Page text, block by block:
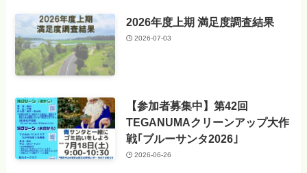
2026年度上期 満足度調査結果
2026-07-03
【参加者募集中】第42回
TEGANUMAクリーンアップ大作
戦｢ブルーサンタ2026｣
2026-06-26